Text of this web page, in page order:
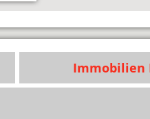
Immobilien